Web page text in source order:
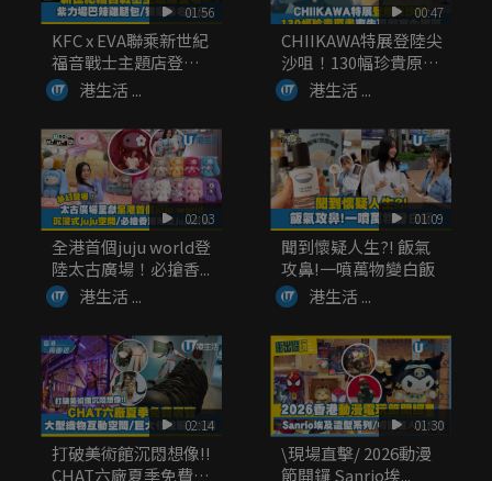
01:56
KFC x EVA聯乘新世紀
福音戰士主題店登
場！...
港生活 ...
00:47
CHIIKAWA特展登陸尖
沙咀！130幅珍貴原
畫...
港生活 ...
02:03
全港首個juju world登
陸太古廣場！必搶香...
港生活 ...
01:09
聞到懷疑人生?! 飯氣
攻鼻!一噴萬物變白飯
港生活 ...
02:14
打破美術館沉悶想像!!
CHAT六廠夏季免費展
01:30
\現場直擊/ 2026動漫
節開鑼 Sanrio埃...